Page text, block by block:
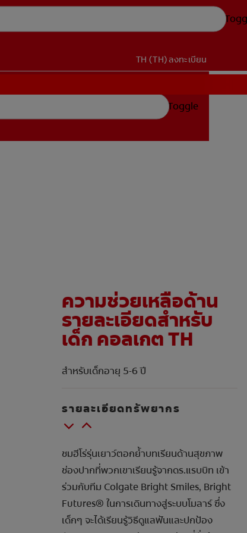
TH (TH)ลงทะเบียน
Toggle
ความช่วยเหลือด้าน
รายละเอียดสำหรับ
เด็ก คอลเกต TH
สำหรับเด็กอายุ 5-6 ปี
รายละเอียดทรัพยากร
ชมฮีโร่รุ่นเยาว์ตอกย้ำบทเรียนด้านสุขภาพ
ช่องปากที่พวกเขาเรียนรู้จากดร.แรบบิท เข้า
ร่วมกับทีม Colgate Bright Smiles, Bright
Futures® ในการเดินทางสู่ระบบโมลาร์ ซึ่ง
เด็กๆ จะได้เรียนรู้วิธีดูแลฟันและปกป้อง